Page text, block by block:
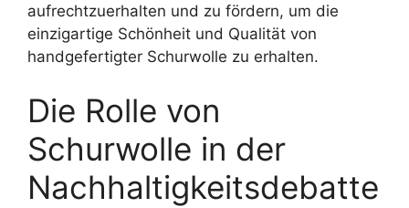
aufrechtzuerhalten und zu fördern, um die
einzigartige Schönheit und Qualität von
handgefertigter Schurwolle zu erhalten.
Die Rolle von
Schurwolle in der
Nachhaltigkeitsdebatte